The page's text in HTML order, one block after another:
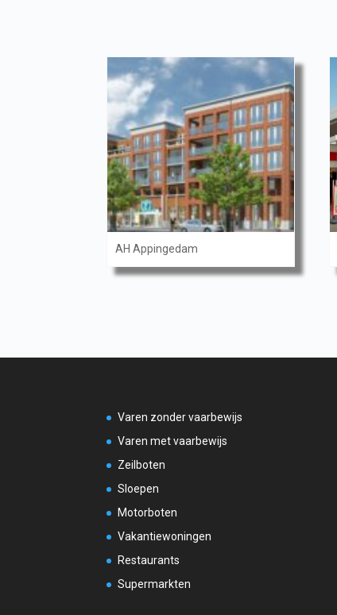
AH Appingedam
Varen zonder vaarbewijs
Varen met vaarbewijs
Zeilboten
Sloepen
Motorboten
Vakantiewoningen
Restaurants
Supermarkten